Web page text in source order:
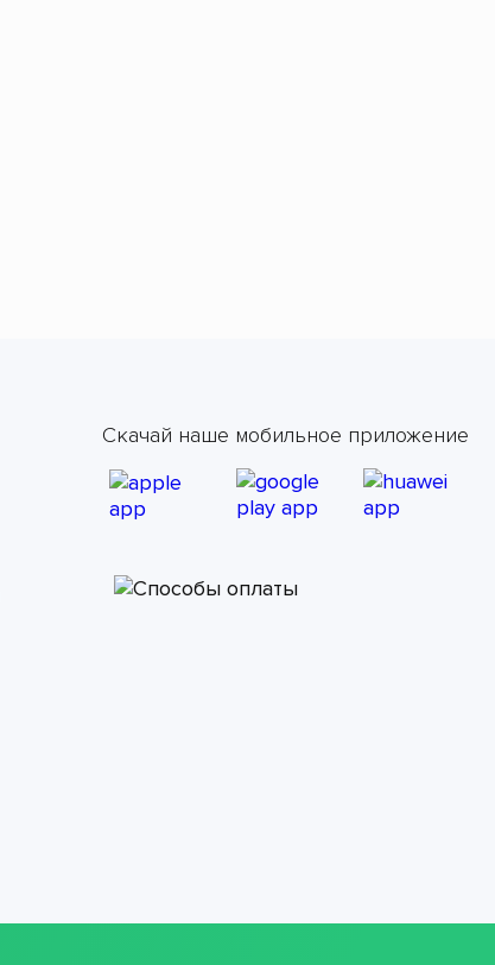
Скачай наше мобильное приложение